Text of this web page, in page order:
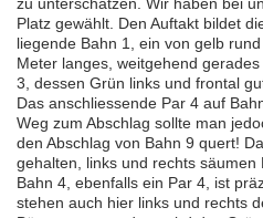
Platz gewählt. Den Auftakt bildet
liegende Bahn 1, ein von gelb
Meter langes, weitgehend
3, dessen Grün links und frontal
Das anschliessende Par 4 auf
Weg zum Abschlag sollte man
den Abschlag von Bahn 9 quert!
gehalten, links und rechts säumen
Bahn 4, ebenfalls ein Par 4, ist
stehen auch hier links und rechts